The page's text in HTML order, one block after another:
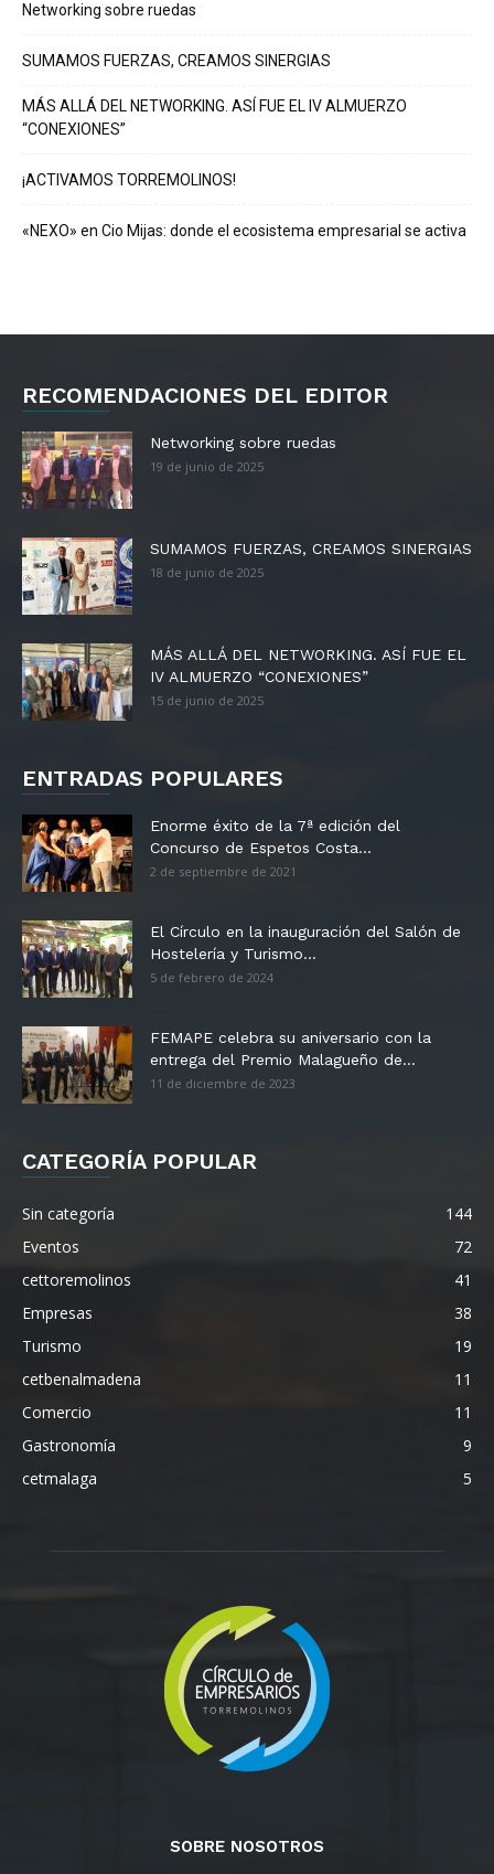
Networking sobre ruedas
SUMAMOS FUERZAS, CREAMOS SINERGIAS
MÁS ALLÁ DEL NETWORKING. ASÍ FUE EL IV ALMUERZO
“CONEXIONES”
¡ACTIVAMOS TORREMOLINOS!
«NEXO» en Cio Mijas: donde el ecosistema empresarial se activa
RECOMENDACIONES DEL EDITOR
Networking sobre ruedas
19 de junio de 2025
SUMAMOS FUERZAS, CREAMOS SINERGIAS
18 de junio de 2025
MÁS ALLÁ DEL NETWORKING. ASÍ FUE EL
IV ALMUERZO “CONEXIONES”
15 de junio de 2025
ENTRADAS POPULARES
Enorme éxito de la 7ª edición del
Concurso de Espetos Costa...
2 de septiembre de 2021
El Círculo en la inauguración del Salón de
Hostelería y Turismo...
5 de febrero de 2024
FEMAPE celebra su aniversario con la
entrega del Premio Malagueño de...
11 de diciembre de 2023
CATEGORÍA POPULAR
Sin categoría
144
Eventos
72
cettoremolinos
41
Empresas
38
Turismo
19
cetbenalmadena
11
Comercio
11
Gastronomía
9
cetmalaga
5
SOBRE NOSOTROS